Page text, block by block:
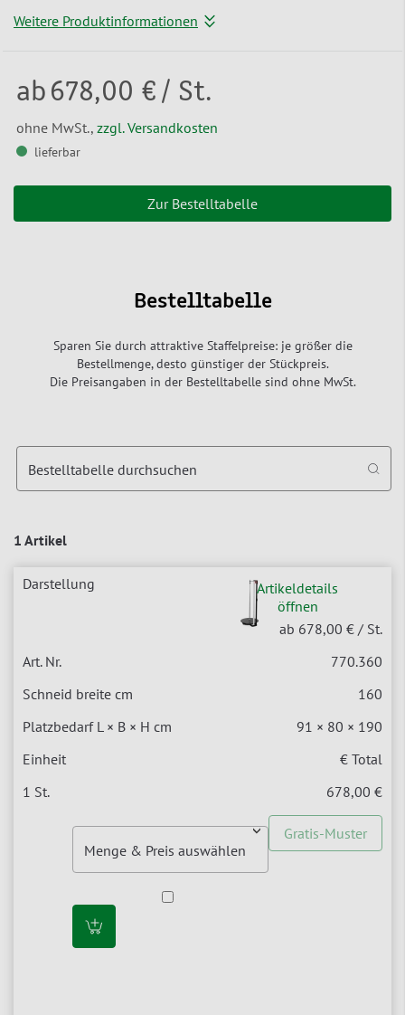
Weitere Produktinformationen
ab 678,00 € / St.
ohne MwSt., zzgl. Versandkosten
lieferbar
Zur Bestelltabelle
Bestelltabelle
Sparen Sie durch attraktive Staffelpreise: je größer die
Bestellmenge, desto günstiger der Stückpreis.
Die Preisangaben in der Bestelltabelle sind ohne MwSt.
1 Artikel
Bestelltabelle durchsuchen
Artikeldetails
öffnen
ab 678,00 € / St.
770.360
160
91 × 80 × 190
€ Total
678,00 €
Gratis-Muster